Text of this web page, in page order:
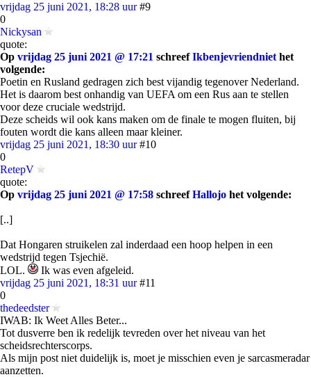
vrijdag 25 juni 2021, 18:28 uur #9
0
Nickysan
quote:
Op vrijdag 25 juni 2021 @ 17:21 schreefIkbenjevriendniet het
volgende:
Poetin en Rusland gedragen zich best vijandig tegenover Nederland.
Het is daarom best onhandig van UEFA om een Rus aan te stellen
voor deze cruciale wedstrijd.
Deze scheids wil ook kans maken om de finale te mogen fluiten, bij
fouten wordt die kans alleen maar kleiner.
vrijdag 25 juni 2021, 18:30 uur #10
0
RetepV
quote:
Op vrijdag 25 juni 2021 @ 17:58 schreefHallojo het volgende:
[..]
Dat Hongaren struikelen zal inderdaad een hoop helpen in een
wedstrijd tegen Tsjechië.
LOL.
Ik was even afgeleid.
vrijdag 25 juni 2021, 18:31 uur #11
0
thedeedster
IWAB: Ik Weet Alles Beter...
Tot dusverre ben ik redelijk tevreden over het niveau van het
scheidsrechterscorps.
Als mijn post niet duidelijk is, moet je misschien even je sarcasmeradar
aanzetten.